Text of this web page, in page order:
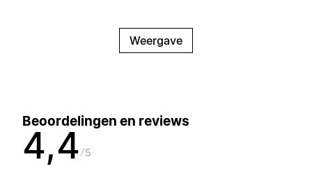
Weergave
Beoordelingen en reviews
4,4 5